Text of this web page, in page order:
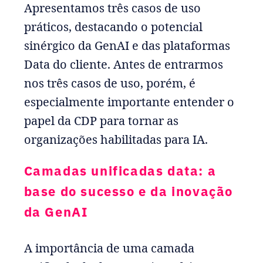
Apresentamos três casos de uso
práticos, destacando o potencial
sinérgico da GenAI e das plataformas
Data do cliente. Antes de entrarmos
nos três casos de uso, porém, é
especialmente importante entender o
papel da CDP para tornar as
organizações habilitadas para IA.
Camadas unificadas data: a
base do sucesso e da inovação
da GenAI
A importância de uma camada